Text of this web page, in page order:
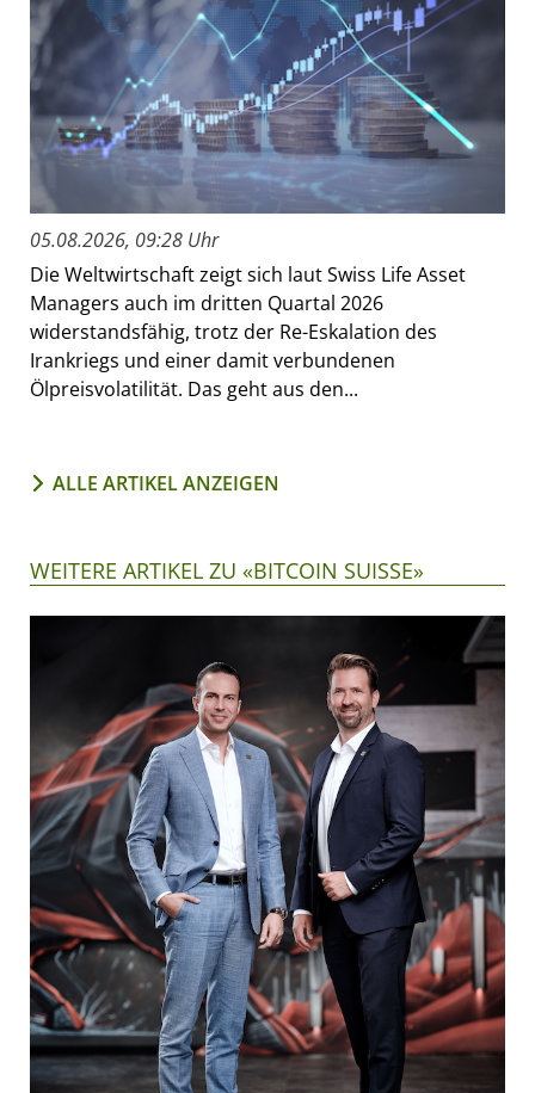
05.08.2026, 09:28 Uhr
Die Weltwirtschaft zeigt sich laut Swiss Life Asset
Managers auch im dritten Quartal 2026
widerstandsfähig, trotz der Re-Eskalation des
Irankriegs und einer damit verbundenen
Ölpreisvolatilität. Das geht aus den...
ALLE ARTIKEL ANZEIGEN
WEITERE ARTIKEL ZU «BITCOIN SUISSE»